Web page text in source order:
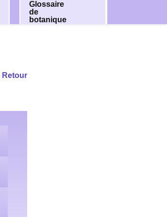
Glossaire
de
botanique
Retour